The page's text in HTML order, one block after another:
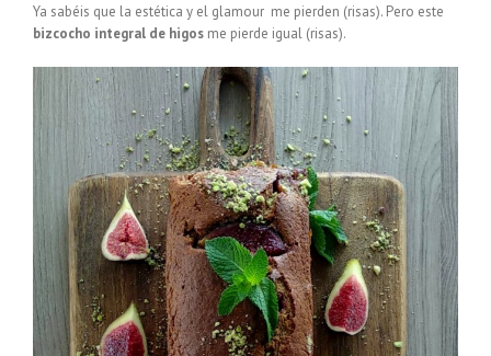
Ya sabéis que la estética y el glamour me pierden (risas). Pero este
bizcocho integral de higos me pierde igual (risas).